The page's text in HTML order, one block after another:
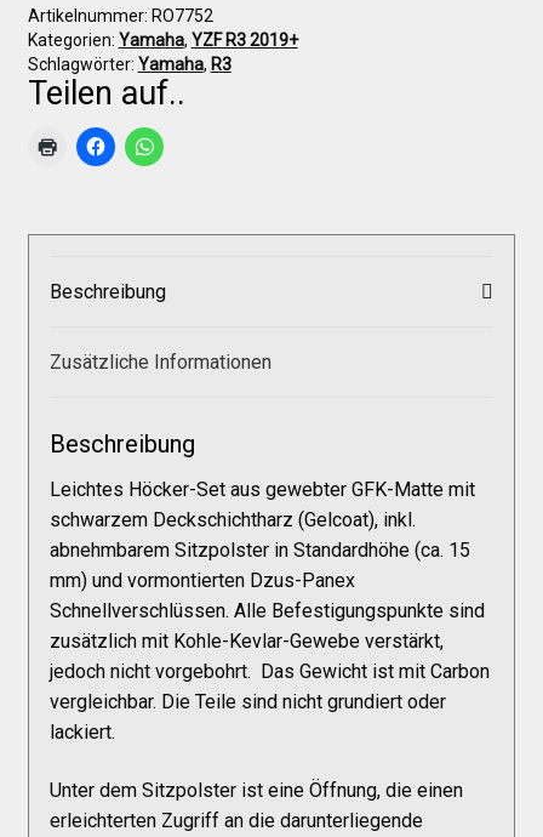
Preislisten
Galerie
Warenkorb
FAQs
Impressum
Versandkosten
Widerruf
Datenschutzerklärung
komplett
Menge
Artikelnummer: RO7752
Kategorien: Yamaha, YZF R3 2019+
Schlagwörter: Yamaha, R3
Teilen auf..
Beschreibung
Zusätzliche Informationen
Beschreibung
Leichtes Höcker-Set aus gewebter GFK-Matte mit
schwarzem Deckschichtharz (Gelcoat), inkl.
abnehmbarem Sitzpolster in Standardhöhe (ca. 15
mm) und vormontierten Dzus-Panex
Schnellverschlüssen. Alle Befestigungspunkte sind
zusätzlich mit Kohle-Kevlar-Gewebe verstärkt,
jedoch nicht vorgebohrt. Das Gewicht ist mit Carbon
vergleichbar. Die Teile sind nicht grundiert oder
lackiert.
Unter dem Sitzpolster ist eine Öffnung, die einen
erleichterten Zugriff an die darunterliegende